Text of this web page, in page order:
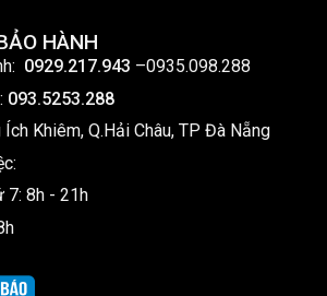
HÀNH
0929.217.943 –0935.098.288
093.5253.288
Khiêm, Q.Hải Châu, TP Đà Nẵng
7: 8h - 21h